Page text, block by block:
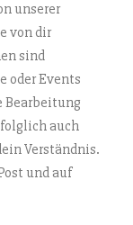
unserer
von dir
sind
oder Events
Bearbeitung
auch
Verständnis.
und auf